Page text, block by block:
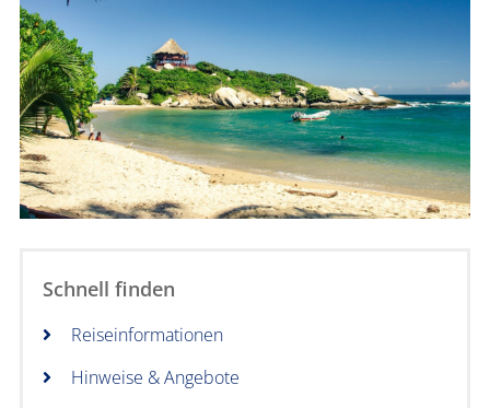
Schnell finden
Reiseinformationen
Hinweise & Angebote